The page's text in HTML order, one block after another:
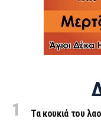
Τα κουκιά του